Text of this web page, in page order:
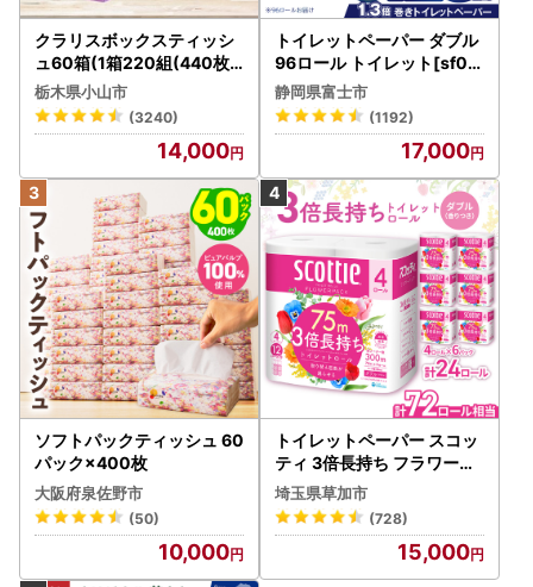
クラリスボックスティッシ
ュ60箱(1箱220組(440枚))
(5個入り×12セット)【配送
不可地域：離島・沖縄県】
【1256759】
栃木県小山市
(3240)
14,000
トイレットペーパー ダブル
96ロール トイレット[sf00
1-012]
静岡県富士市
(1192)
17,000
ソフトパックティッシュ 60
パック×400枚
大阪府泉佐野市
(50)
10,000
トイレットペーパー スコッ
ティ 3倍長持ち フラワーパ
ック 4ロール×6P
埼玉県草加市
(728)
15,000